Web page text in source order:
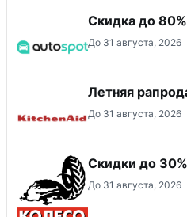
Скидка до
До 31 августа, 2026
Летняя
До 31 августа, 2026
Скидки до
До 31 августа, 2026